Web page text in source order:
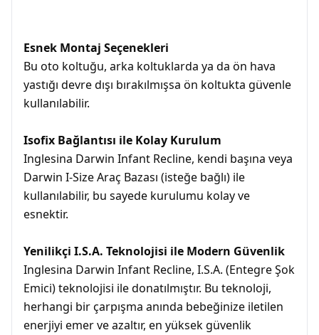
Esnek Montaj Seçenekleri
Bu oto koltuğu, arka koltuklarda ya da ön hava
yastığı devre dışı bırakılmışsa ön koltukta güvenle
kullanılabilir.
Isofix Bağlantısı ile Kolay Kurulum
Inglesina Darwin Infant Recline, kendi başına veya
Darwin I-Size Araç Bazası (isteğe bağlı) ile
kullanılabilir, bu sayede kurulumu kolay ve
esnektir.
Yenilikçi I.S.A. Teknolojisi ile Modern Güvenlik
Inglesina Darwin Infant Recline, I.S.A. (Entegre Şok
Emici) teknolojisi ile donatılmıştır. Bu teknoloji,
herhangi bir çarpışma anında bebeğinize iletilen
enerjiyi emer ve azaltır, en yüksek güvenlik